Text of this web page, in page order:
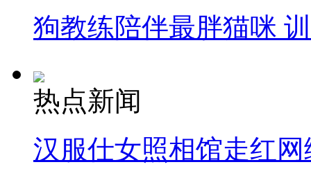
狗教练陪伴最胖猫咪
热点新闻
汉服仕女照相馆走红网